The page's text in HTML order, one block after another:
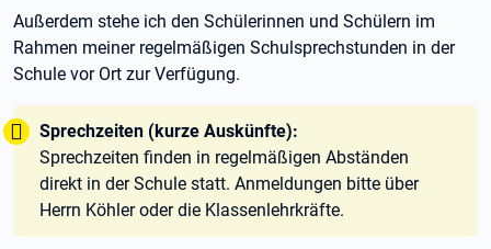
Außerdem stehe ich den Schülerinnen und Schülern im
Rahmen meiner regelmäßigen Schulsprechstunden in der
Schule vor Ort zur Verfügung.
Tipp:
Sprechzeiten (kurze Auskünfte):
Sprechzeiten finden in regelmäßigen Abständen
direkt in der Schule statt. Anmeldungen bitte über
Herrn Köhler oder die Klassenlehrkräfte.